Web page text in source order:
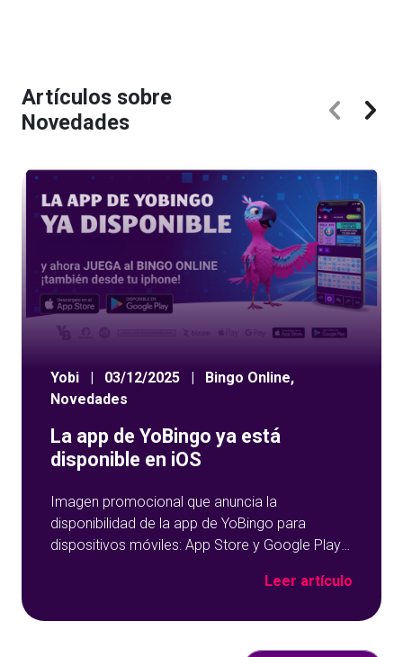
Artículos sobre
Novedades
Yobi | 03/12/2025 | Bingo Online,
Novedades
La app de YoBingo ya está
disponible en iOS
Imagen promocional que anuncia la
disponibilidad de la app de YoBingo para
dispositivos móviles: App Store y Google Play
Leer artículo